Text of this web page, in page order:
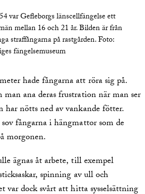
var Gefleborgs länscellfängelse ett
mellan 16 och 21 år. Bilden är från
straffångarna på rastgården.Foto:
fängelsemuseum
hade fångarna att röra sig på.
ana deras frustration när man ser
nötts ned av vankande fötter.
fångarna i hängmattor som de
morgonen.
ägnas åt arbete, till exempel
spinning av ull och
var dock svårt att hitta sysselsättning